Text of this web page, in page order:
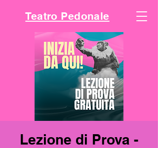
Teatro Pedonale
Lezione di Prova -